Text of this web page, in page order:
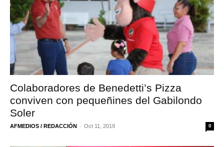
Colaboradores de Benedetti’s Pizza
conviven con pequeñines del Gabilondo
Soler
AFMEDIOS / REDACCIÓN - Oct 11, 2019 0